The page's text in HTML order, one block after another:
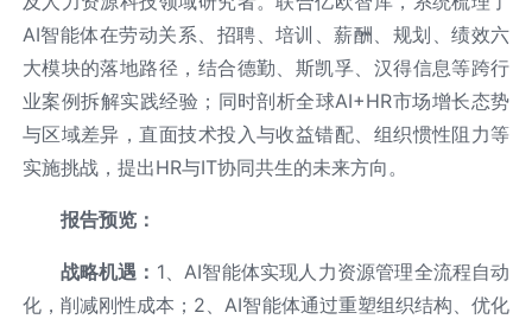
AI智能体在劳动关系、招聘、培训、薪酬、规划、绩效六
大模块的落地路径，结合德勤、斯凯孚、汉得信息等跨行
业案例拆解实践经验；同时剖析全球AI+HR市场增长态势
与区域差异，直面技术投入与收益错配、组织惯性阻力等
实施挑战，提出HR与IT协同共生的未来方向。
报告预览：
战略机遇： 1、AI智能体实现人力资源管理全流程自动
化，削减刚性成本；2、AI智能体通过重塑组织结构、优化